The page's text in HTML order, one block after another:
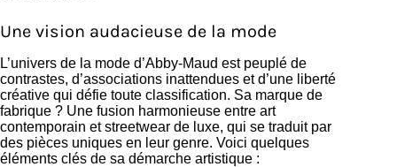
Une vision audacieuse de la mode
L’univers de la mode d’Abby-Maud est peuplé de
contrastes, d’associations inattendues et d’une liberté
créative qui défie toute classification. Sa marque de
fabrique ? Une fusion harmonieuse entre art
contemporain et streetwear de luxe, qui se traduit par
des pièces uniques en leur genre. Voici quelques
éléments clés de sa démarche artistique :